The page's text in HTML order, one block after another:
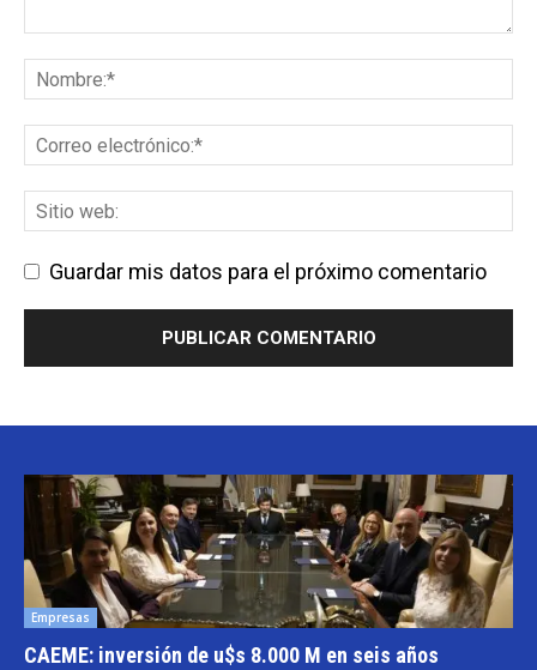
Guardar mis datos para el próximo comentario
Empresas
CAEME: inversión de u$s 8.000 M en seis años